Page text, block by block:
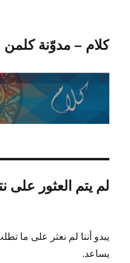
كلام – مدوّنة
لم يتم العثور على
يبدو أننا لم نعثر على ما
يساعد.